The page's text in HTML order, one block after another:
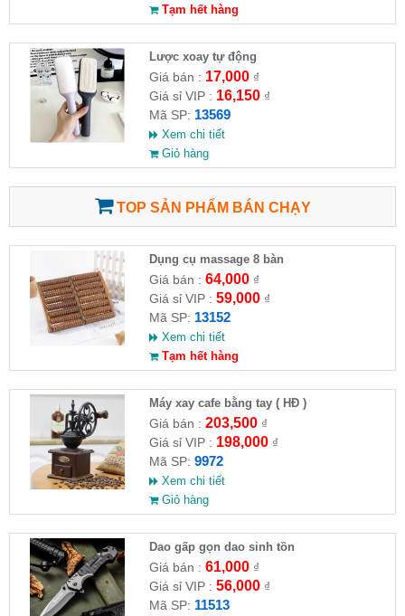
Tạm hết hàng
Lược xoay tự động
Giá bán : 17,000₫
Giá sỉ VIP : 16,150₫
Mã SP: 13569
Xem chi tiết
Giỏ hàng
TOP SẢN PHẨM BÁN CHẠY
Dụng cụ massage 8 bàn
Giá bán : 64,000₫
Giá sỉ VIP : 59,000₫
Mã SP: 13152
Xem chi tiết
Tạm hết hàng
Máy xay cafe bằng tay ( HĐ )
Giá bán : 203,500₫
Giá sỉ VIP : 198,000₫
Mã SP: 9972
Xem chi tiết
Giỏ hàng
Dao gấp gọn dao sinh tồn
Giá bán : 61,000₫
Giá sỉ VIP : 56,000₫
Mã SP: 11513